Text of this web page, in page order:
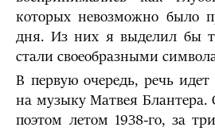
которых невозможно было
дня. Из них я выделил бы
стали своеобразными
В первую очередь, речь
на музыку Матвея Блантера.
поэтом летом 1938-го, за